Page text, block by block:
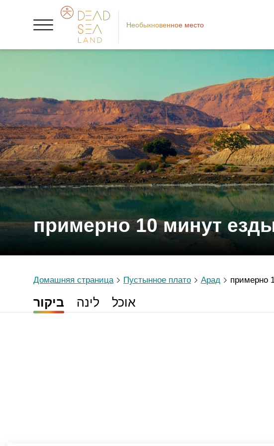
Необыкновенное место
примерно 10 минут
Домашняя страница Пустынное плато Арад примерно
ביקור לינה אוכל